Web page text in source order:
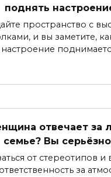
поднять
пространство с
и вы заметите,
настроение
отвечает за
семье? Вы
от стереотипов и
за